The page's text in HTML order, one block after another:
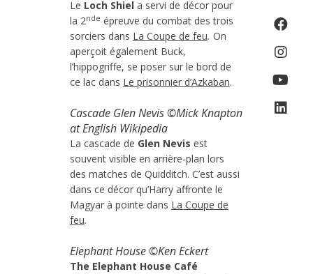
Le Loch Shiela servi de décor pour
la 2nde épreuve du combat des trois
sorciers dans La Coupe de feu. On
aperçoit également Buck,
l’hippogriffe, se poser sur le bord de
ce lac dans Le prisonnier d’Azkaban.
Cascade Glen Nevis ©Mick Knapton
at English Wikipedia
La cascade de Glen Nevis est
souvent visible en arrière-plan lors
des matches de Quidditch. C’est aussi
dans ce décor qu’Harry affronte le
Magyar à pointe dans La Coupe de
feu.
Elephant House ©Ken Eckert
The Elephant House Café